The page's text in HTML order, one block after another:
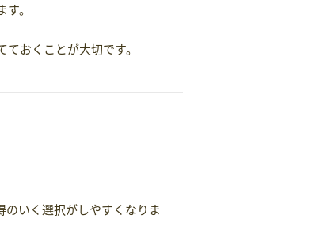
。
おくことが大切です。
いく選択がしやすくなりま